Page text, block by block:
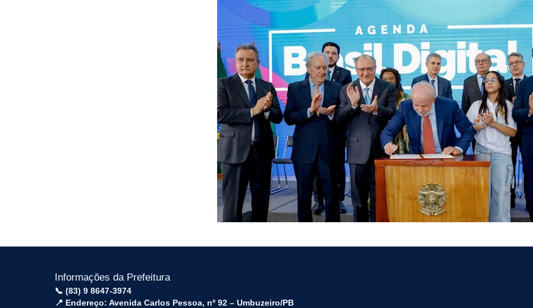
Informações da Prefeitura
📞 (83) 9 8647-3974
📍 Endereço: Avenida Carlos Pessoa, nº 92 – Umbuzeiro/PB